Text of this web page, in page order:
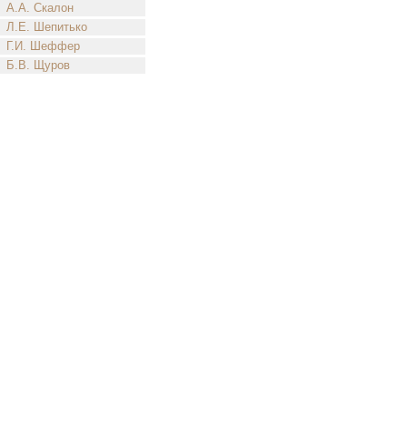
А.А. Скалон
Л.Е. Шепитько
Г.И. Шеффер
Б.В. Щуров